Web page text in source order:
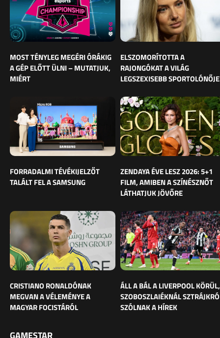
MOST TÉNYLEG MEGÉRI ÓRÁKIG
A GÉP ELŐTT ÜLNI – MUTATJUK,
MIÉRT
ELSZOMORÍTOTTA A
RAJONGÓKAT A VILÁG
LEGSZEXISEBB SPORTOLÓNŐJE
FORRADALMI TÉVÉKIJELZŐT
TALÁLT FEL A SAMSUNG
ZENDAYA ÉVE LESZ 2026: 5+1
FILM, AMIBEN A SZÍNÉSZNŐT
LÁTHATJUK JÖVŐRE
CRISTIANO RONALDÓNAK
MEGVAN A VÉLEMÉNYE A
MAGYAR FOCISTÁRÓL
ÁLL A BÁL A LIVERPOOL KÖRÜL,
SZOBOSZLAIÉKNÁL
SZÓLNAK A HÍREK
GAMESTAR